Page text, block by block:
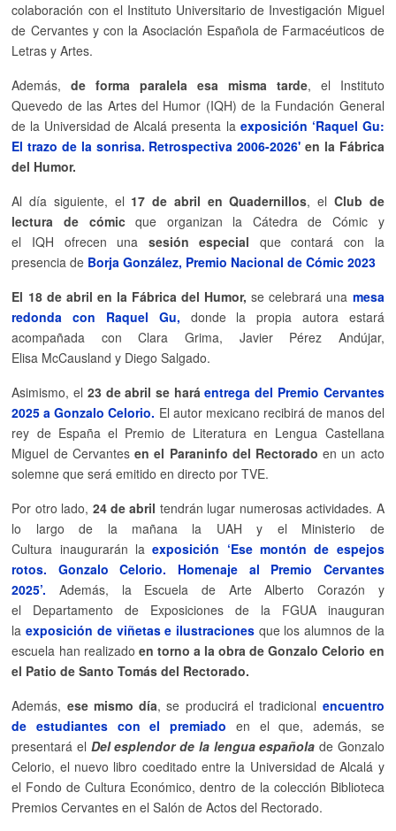
colaboración con el Instituto Universitario de Investigación Miguel
de Cervantes y con la Asociación Española de Farmacéuticos de
Letras y Artes.
Además, de forma paralela esa misma tarde, el Instituto
Quevedo de las Artes del Humor (IQH) de la Fundación General
de la Universidad de Alcalá presenta la exposición ‘Raquel Gu:
El trazo de la sonrisa. Retrospectiva 2006-2026' en la Fábrica
del Humor.
Al día siguiente, el 17 de abril en Quadernillos, el Club de
lectura de cómicque organizan la Cátedra de Cómic y
el IQH ofrecen una sesión especial que contará con la
presencia de Borja González, Premio Nacional de Cómic 2023
El 18 de abril en la Fábrica del Humor,se celebrará una mesa
redonda con Raquel Gu,
donde la propia autora estará
acompañada con Clara Grima, Javier Pérez Andújar,
Elisa McCausland y Diego Salgado.
Asimismo, el 23 de abril se haráentrega del Premio Cervantes
2025 a Gonzalo Celorio. El autor mexicano recibirá de manos del
rey de España el Premio de Literatura en Lengua Castellana
Miguel de Cervantesen el Paraninfo del Rectorado en un acto
solemne que será emitido en directo por TVE.
Por otro lado, 24 de abril tendrán lugar numerosas actividades. A
lo largo de la mañana la UAH y el Ministerio de
Cultura inaugurarán la exposición ‘Ese montón de espejos
rotos. Gonzalo Celorio. Homenaje al Premio Cervantes
2025’. Además, la Escuela de Arte Alberto Corazón y
el Departamento de Exposiciones de la FGUA inauguran
laexposición de viñetas e ilustraciones que los alumnos de la
escuela han realizado en torno a la obra de Gonzalo Celorio en
el Patio de Santo Tomás del Rectorado.
Además, ese mismo día, se producirá el tradicional encuentro
de estudiantes con el premiado en el que, además, se
presentará el Del esplendor de la lengua española de Gonzalo
Celorio, el nuevo libro coeditado entre la Universidad de Alcalá y
el Fondo de Cultura Económico, dentro de la colección Biblioteca
Premios Cervantes en el Salón de Actos del Rectorado.